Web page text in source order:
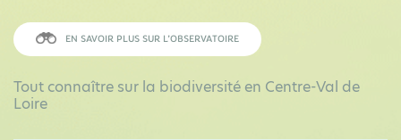
EN SAVOIR PLUS SUR L’OBSERVATOIRE
Tout connaître sur la biodiversité en Centre-Val de
Loire